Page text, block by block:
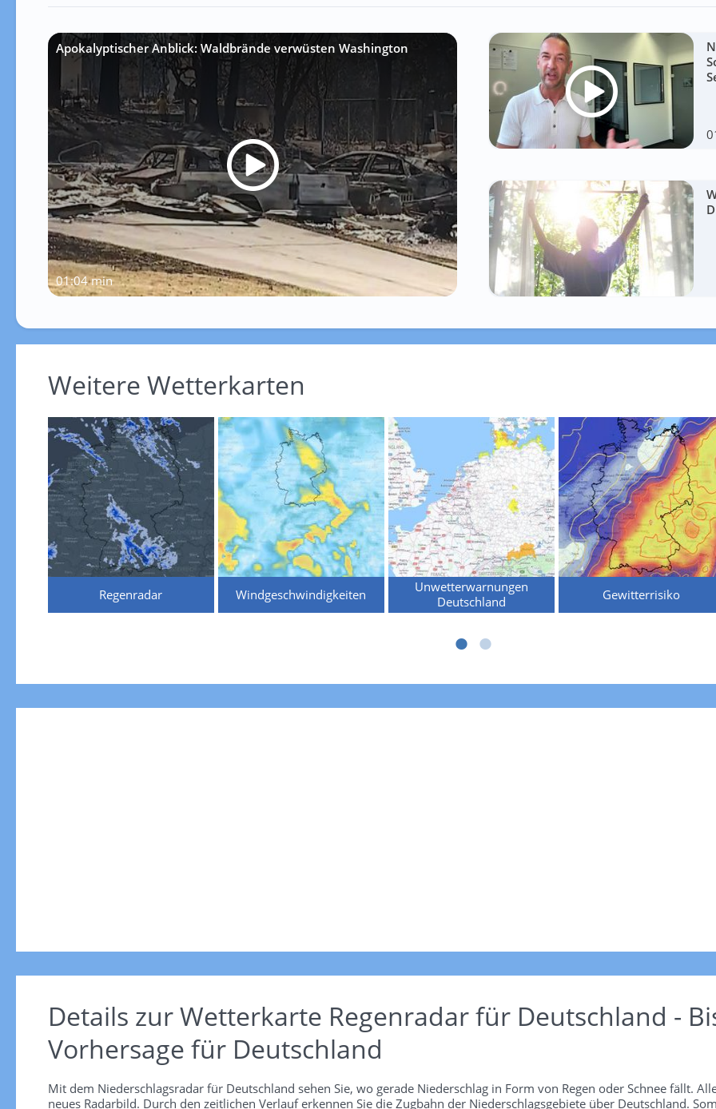
Apokalyptischer Anblick: Waldbrände verwüsten Washington
01:04 min
Weitere Wetterkarten
Regenradar Windgeschwindigkeiten
Unwetterwarnungen
Deutschland
Gewitterrisiko
Details zur Wetterkarte Regenradar für Deutschland -
Vorhersage für Deutschland
Mit dem Niederschlagsradar für Deutschland sehen Sie, wo gerade Niederschlag in Form von Regen oder Schnee fällt.
neues Radarbild. Durch den zeitlichen Verlauf erkennen Sie die Zugbahn der Niederschlagsgebiete über Deutschland.